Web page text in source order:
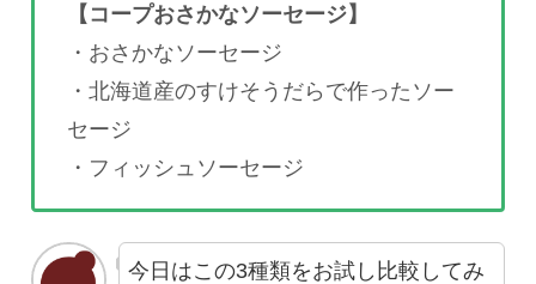
【コープおさかなソーセージ】
・おさかなソーセージ
・北海道産のすけそうだらで作ったソー
セージ
・フィッシュソーセージ
今日はこの3種類をお試し比較してみ